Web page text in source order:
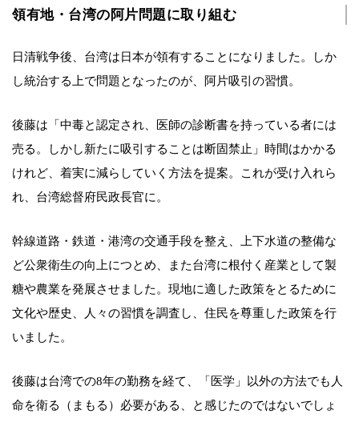
領有地・台湾の阿片問題に取り組む
日清戦争後、台湾は日本が領有することになりました。しか
し統治する上で問題となったのが、阿片吸引の習慣。
後藤は「中毒と認定され、医師の診断書を持っている者には
売る。しかし新たに吸引することは断固禁止」時間はかかる
けれど、着実に減らしていく方法を提案。これが受け入れら
れ、台湾総督府民政長官に。
幹線道路・鉄道・港湾の交通手段を整え、上下水道の整備な
ど公衆衛生の向上につとめ、また台湾に根付く産業として製
糖や農業を発展させました。現地に適した政策をとるために
文化や歴史、人々の習慣を調査し、住民を尊重した政策を行
いました。
後藤は台湾での8年の勤務を経て、「医学」以外の方法でも人
命を衛る（まもる）必要がある、と感じたのではないでしょ